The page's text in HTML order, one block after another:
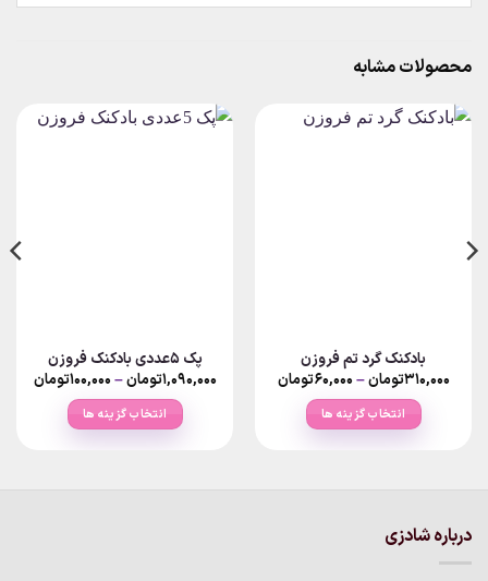
محصولات مشابه
بادکنک گرد تم فروزن
۳۱۰,۰۰۰تومان–۶۰,۰۰۰تومانPrice
انتخاب گزینه ها
پک 5عددی بادکنک فروزن
۱,۰۹۰,۰۰۰تومان–۱۰۰,۰۰۰تومان
انتخاب گزینه ها
درباره شادزی